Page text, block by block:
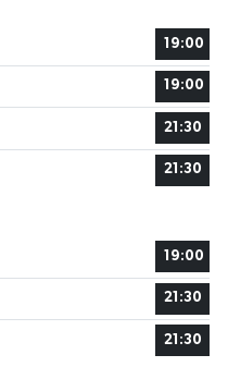
19:00
19:00
21:30
21:30
19:00
21:30
21:30